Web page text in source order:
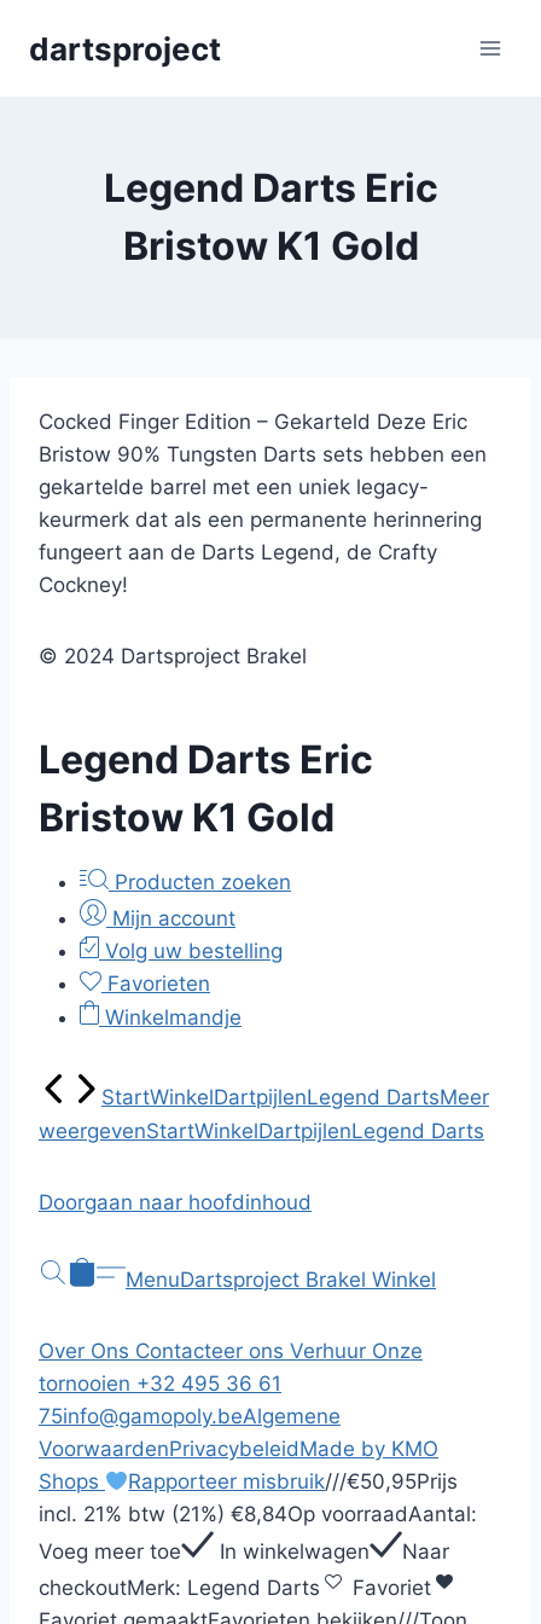
dartsproject
Legend Darts Eric
Bristow K1 Gold
Cocked Finger Edition – Gekarteld Deze Eric
Bristow 90% Tungsten Darts sets hebben een
gekartelde barrel met een uniek legacy-
keurmerk dat als een permanente herinnering
fungeert aan de Darts Legend, de Crafty
Cockney!
© 2024 Dartsproject Brakel
Legend Darts Eric
Bristow K1 Gold
Producten zoeken
Mijn account
Volg uw bestelling
Favorieten
Winkelmandje
StartWinkelDartpijlenLegend DartsMeer
weergevenStartWinkelDartpijlenLegend Darts
Doorgaan naar hoofdinhoud
MenuDartsproject Brakel Winkel
Over Ons Contacteer ons Verhuur Onze
tornooien +32 495 36 61
75info@gamopoly.beAlgemene
VoorwaardenPrivacybeleidMade by KMO
Shops
Rapporteer misbruik///€50,95Prijs
incl. 21% btw (21%) €8,84Op voorraadAantal:
Voeg meer toe
In winkelwagen
Naar
checkoutMerk: Legend Darts
Favoriet